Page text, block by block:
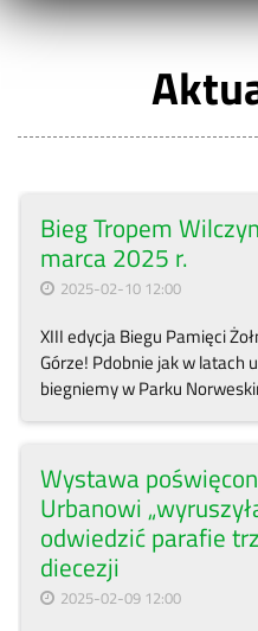
Bieg Tropem
marca 2025 r.
2025-02-10 12:00
XIII edycja Biegu Pamięci
Górze! Pdobnie jak w latach
biegniemy w Parku
Wystawa
Urbanowi
odwiedzić parafie
diecezji
2025-02-09 12:00